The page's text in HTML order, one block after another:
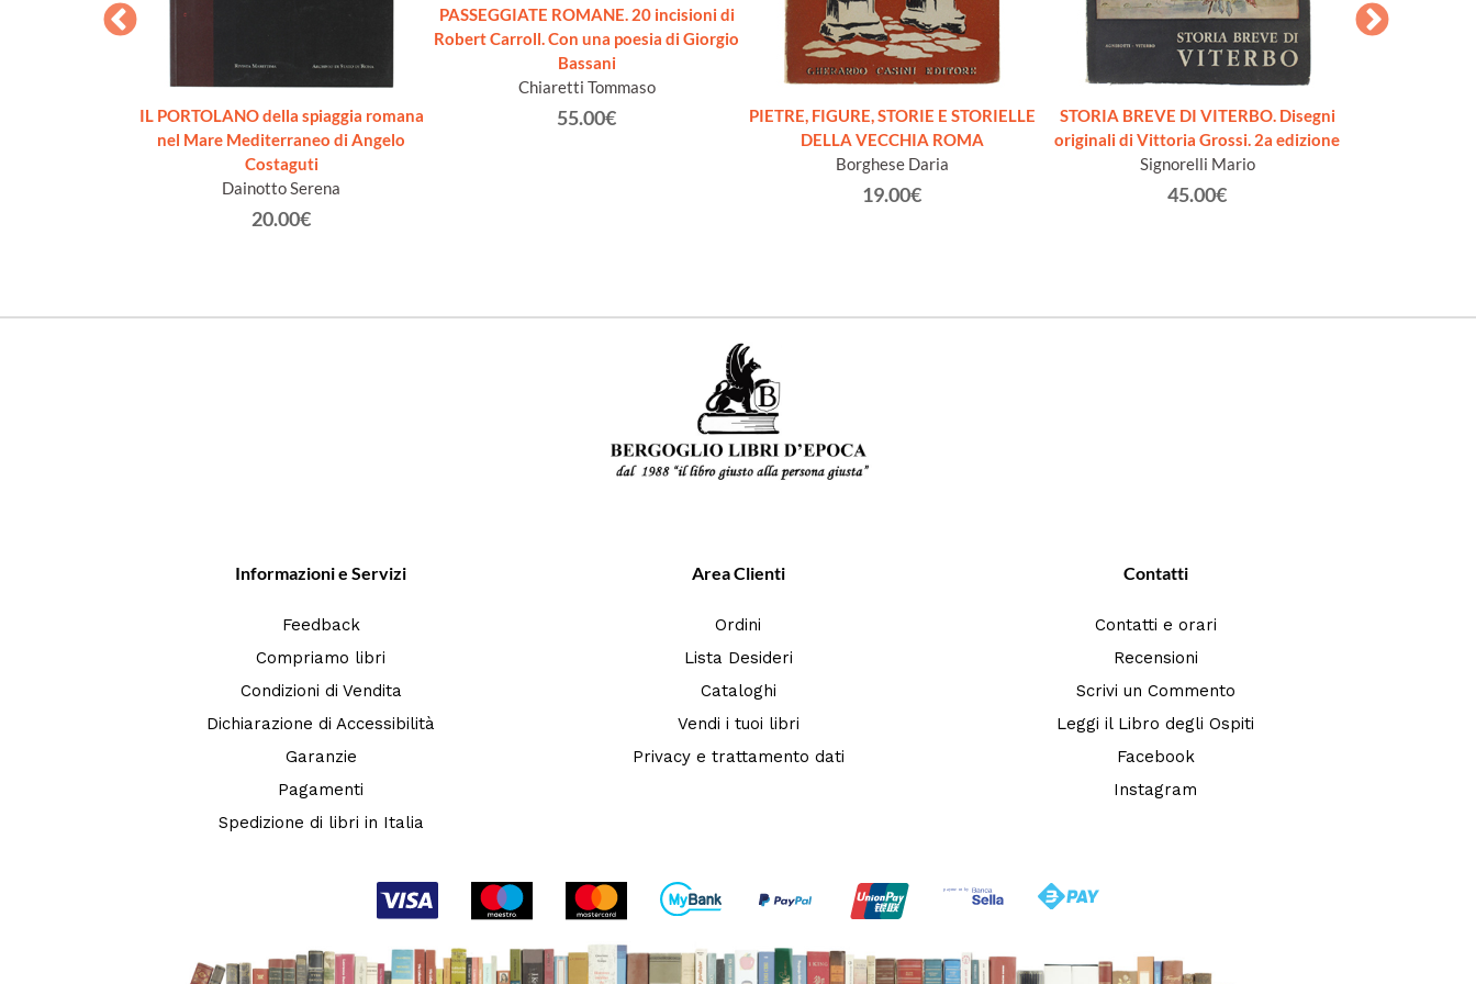
IL PORTOLANO della spiaggia romana
nel Mare Mediterraneo di Angelo
Costaguti
Dainotto Serena
20.00€
PASSEGGIATE ROMANE. 20 incisioni di
Robert Carroll. Con una poesia di Giorgio
Bassani
Chiaretti Tommaso
55.00€
PIETRE, FIGURE, STORIE E STORIELLE
DELLA VECCHIA ROMA
Borghese Daria
19.00€
STORIA BREVE DI VITERBO. Disegni
originali di Vittoria Grossi. 2a edizione
Signorelli Mario
45.00€
Informazioni e Servizi
Feedback
Compriamo libri
Condizioni di Vendita
Dichiarazione di Accessibilità
Garanzie
Pagamenti
Spedizione di libri in Italia
Area Clienti
Ordini
Lista Desideri
Cataloghi
Vendi i tuoi libri
Privacy e trattamento dati
Contatti
Contatti e orari
Recensioni
Scrivi un Commento
Leggi il Libro degli Ospiti
Facebook
Instagram